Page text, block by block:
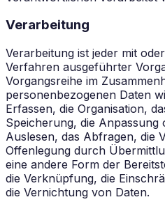
Verarbeitung
Verarbeitung ist jeder mit
Verfahren ausgeführter
Vorgangsreihe im
personenbezogenen Daten
Erfassen, die Organisation,
Speicherung, die Anpassung
Auslesen, das Abfragen, die
Offenlegung durch
eine andere Form der
die Verknüpfung, die
die Vernichtung von Daten.